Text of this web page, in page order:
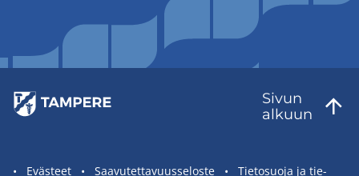
Sivun
al­kuun
Sivuston
Eväs­teet Saa­vu­tet­ta­vuus­se­los­te Tie­to­suo­ja ja tie­